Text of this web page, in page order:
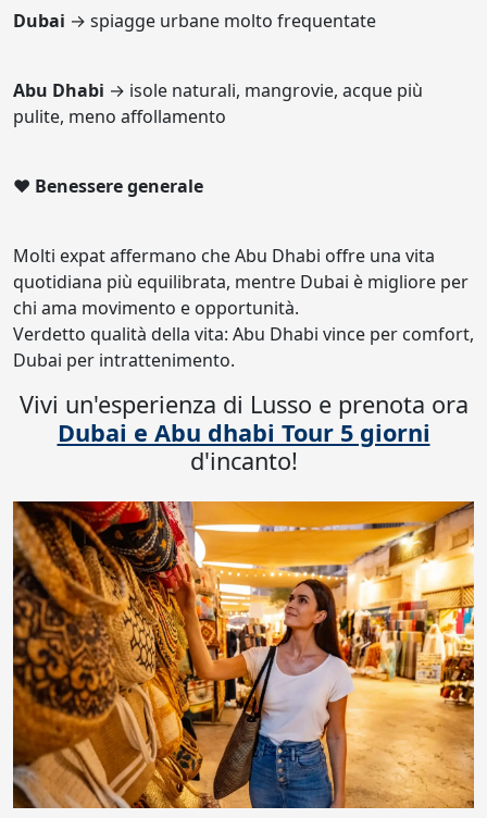
Dubai → spiagge urbane molto frequentate
Abu Dhabi → isole naturali, mangrovie, acque più
pulite, meno affollamento
❤️ Benessere generale
Molti expat affermano che Abu Dhabi offre una vita
quotidiana più equilibrata, mentre Dubai è migliore per
chi ama movimento e opportunità.
Verdetto qualità della vita: Abu Dhabi vince per comfort,
Dubai per intrattenimento.
Vivi un'esperienza di Lusso e prenota ora
Dubai e Abu dhabi Tour 5 giorni
d'incanto!